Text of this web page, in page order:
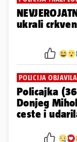
ukrali
POLICIJA OBJAVILA
Policajka
Donjeg
ceste i